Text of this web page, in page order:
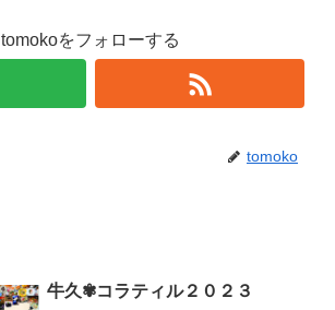
tomokoをフォローする
tomoko
牛久✾コラティル２０２３